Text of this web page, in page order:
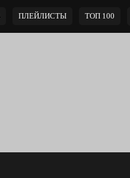
ПЛЕЙЛИСТЫ ТОП 100